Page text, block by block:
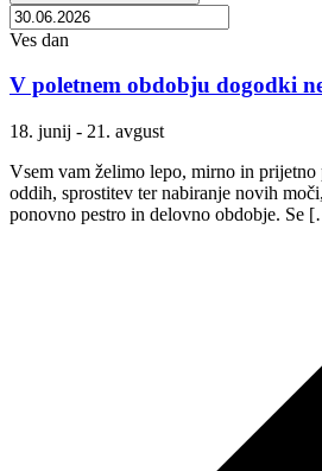
Ves dan
V poletnem obdobju dogodki
18. junij - 21. avgust
Vsem vam želimo lepo, mirno in prijetno
oddih, sprostitev ter nabiranje novih
ponovno pestro in delovno obdobje. Se